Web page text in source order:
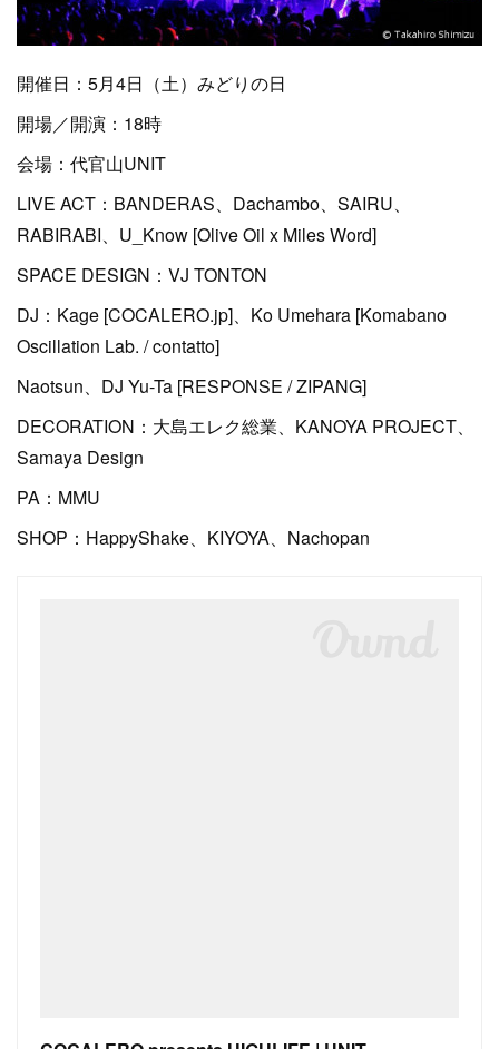
開催日：5月4日（土）みどりの日
開場／開演：18時
会場：代官山UNIT
LIVE ACT：BANDERAS、Dachambo、SAIRU、
RABIRABI、U_Know [Olive Oil x Miles Word]
SPACE DESIGN：VJ TONTON
DJ：Kage [COCALERO.jp]、Ko Umehara [Komabano
Oscillation Lab. / contatto]
Naotsun、DJ Yu-Ta [RESPONSE / ZIPANG]
DECORATION：大島エレク総業、KANOYA PROJECT、
Samaya Design
PA：MMU
SHOP：HappyShake、KIYOYA、Nachopan